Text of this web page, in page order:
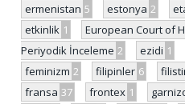
ermenistan 5 estonya 2
etkinlik 1 European Court of
Periyodik İnceleme 2 ezidi 1
feminizm 2 filipinler 6
fransa 37 frontex 1